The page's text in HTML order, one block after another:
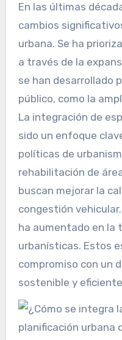
En las últimas
cambios
urbana. Se ha
a través de la
se han desarrollado
público, como la
La integración de
sido un enfoque
políticas de
rehabilitación de
buscan mejorar la
congestión
ha aumentado en la
urbanísticas. Estos
compromiso con un
sostenible y